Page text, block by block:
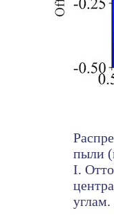
пыли
I.
углам.